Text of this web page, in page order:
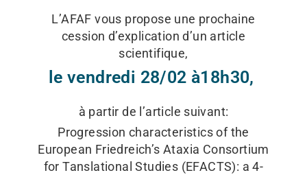
L’AFAF vous propose une prochaine
cession d’explication d’un article
scientifique,
le vendredi 28/02 à18h30,
à partir de l’article suivant:
Progression characteristics of the
European Friedreich’s Ataxia Consortium
for Tanslational Studies (EFACTS): a 4-